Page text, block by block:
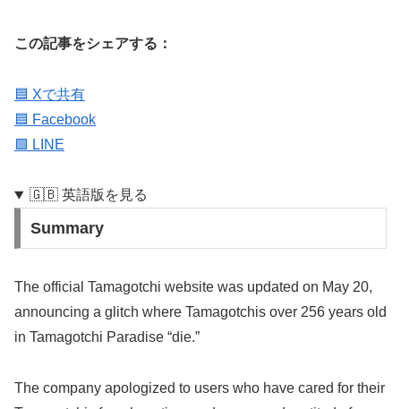
この記事をシェアする：
🟦 Xで共有
🟦 Facebook
🟩 LINE
🇬🇧 英語版を見る
Summary
The official Tamagotchi website was updated on May 20,
announcing a glitch where Tamagotchis over 256 years old
in Tamagotchi Paradise “die.”
The company apologized to users who have cared for their